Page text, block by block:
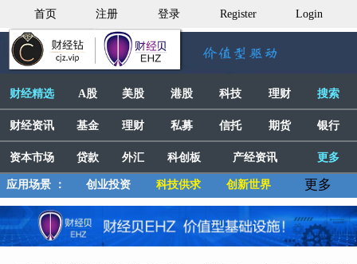
首页 注册 登录 Register Login
财经精选 A股 美股 港股 科技 理财 搜索
财经资讯 基金 理财 私募 信托 期货 银行
资本市场 贷款 外汇 科创板 产经资讯 更多
应用场景 ： 创业投资 科技供求 创新世界 更多